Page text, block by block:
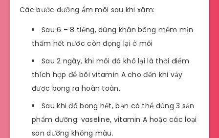
Các bước dưỡng ẩm môi sau khi xăm:
Sau 6 – 8 tiếng, dùng khăn bông mềm mịn
thấm hết nước còn đọng lại ở môi
Sau 2 ngày, khi môi đã khô lại là thời điểm
thích hợp để bôi vitamin A cho đến khi vảy
được bong ra hoàn toàn.
Sau khi đã bong hết, bạn có thể dùng 3 sản
phẩm dưỡng: vaseline, vitamin A hoặc các loại
son dưỡng không màu.